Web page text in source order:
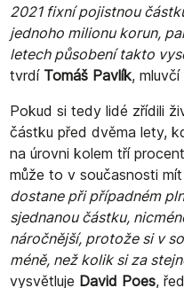
2021 fixní pojistnou
jednoho milionu korun,
letech působení takto
tvrdí Tomáš Pavlík,
Pokud si tedy lidé zřídili
částku před dvěma lety,
na úrovni kolem tří
může to v současnosti
dostane při případném
sjednanou částku,
náročnější, protože si v
méně, než kolik si za
vysvětluje David Poes,